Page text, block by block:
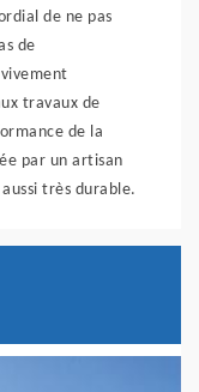
de ne pas
de
travaux de
de la
par un artisan
très durable.